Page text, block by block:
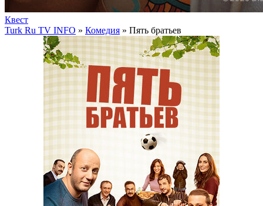
Квест
Turk Ru TV INFO » Комедия » Пять братьев